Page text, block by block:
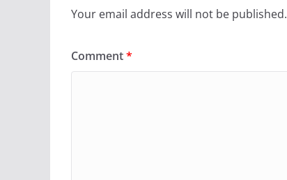
Your email address will not be published.
Comment*